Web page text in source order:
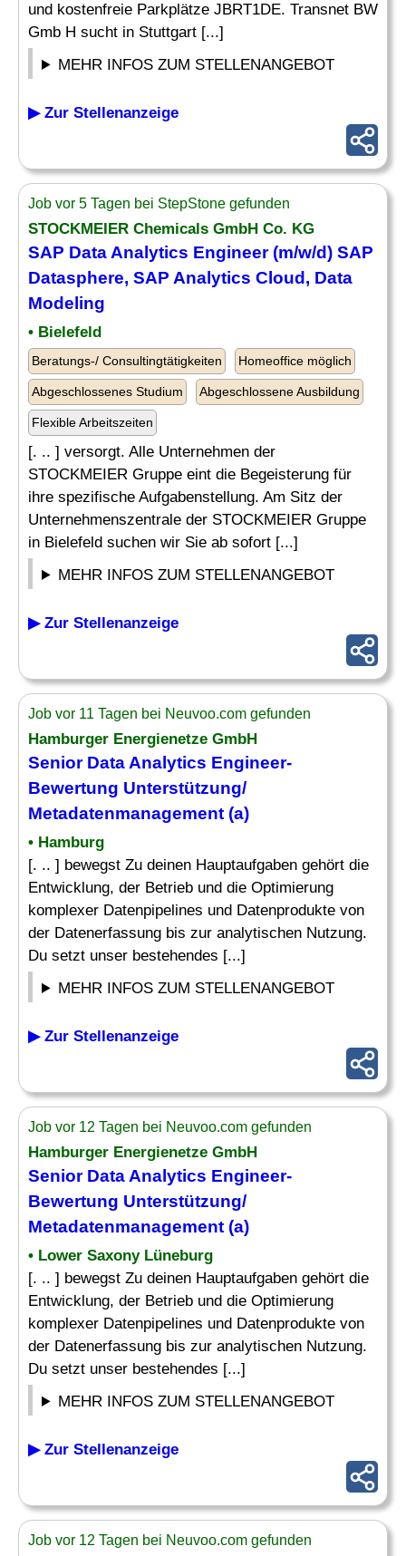
und kostenfreie Parkplätze JBRT1DE. Transnet BW
Gmb H sucht in Stuttgart [...]
MEHR INFOS ZUM STELLENANGEBOT
▶ Zur Stellenanzeige
Job vor 5 Tagen bei StepStone gefunden
STOCKMEIER Chemicals GmbH Co. KG
SAP Data Analytics Engineer(m/w/d) SAP
Datasphere, SAP Analytics Cloud, Data
Modeling
• Bielefeld
Beratungs-/ Consultingtätigkeiten Homeoffice möglich
Abgeschlossenes Studium Abgeschlossene Ausbildung
Flexible Arbeitszeiten
[. .. ] versorgt. Alle Unternehmen der
STOCKMEIER Gruppe eint die Begeisterung für
ihre spezifische Aufgabenstellung. Am Sitz der
Unternehmenszentrale der STOCKMEIER Gruppe
in Bielefeld suchen wir Sie ab sofort [...]
MEHR INFOS ZUM STELLENANGEBOT
▶ Zur Stellenanzeige
Job vor 11 Tagen bei Neuvoo.com gefunden
Hamburger Energienetze GmbH
Senior Data Analytics Engineer-
Bewertung Unterstützung/
Metadatenmanagement (a)
• Hamburg
[. .. ] bewegst Zu deinen Hauptaufgaben gehört die
Entwicklung, der Betrieb und die Optimierung
komplexer Datenpipelines und Datenprodukte von
der Datenerfassung bis zur analytischen Nutzung.
Du setzt unser bestehendes [...]
MEHR INFOS ZUM STELLENANGEBOT
▶ Zur Stellenanzeige
Job vor 12 Tagen bei Neuvoo.com gefunden
Hamburger Energienetze GmbH
Senior Data Analytics Engineer-
Bewertung Unterstützung/
Metadatenmanagement (a)
• Lower Saxony Lüneburg
[. .. ] bewegst Zu deinen Hauptaufgaben gehört die
Entwicklung, der Betrieb und die Optimierung
komplexer Datenpipelines und Datenprodukte von
der Datenerfassung bis zur analytischen Nutzung.
Du setzt unser bestehendes [...]
MEHR INFOS ZUM STELLENANGEBOT
▶ Zur Stellenanzeige
Job vor 12 Tagen bei Neuvoo.com gefunden